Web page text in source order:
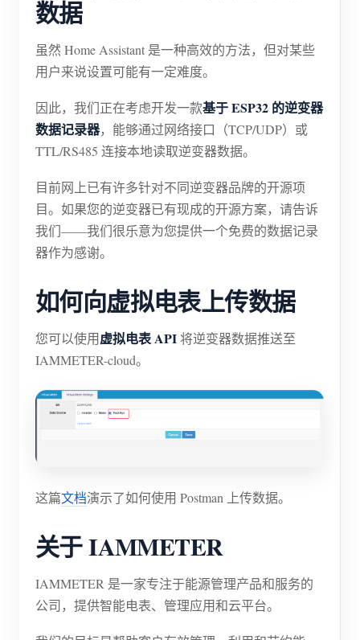
数据
虽然 Home Assistant 是一种高效的方法，但对某些
用户来说设置可能有一定难度。
因此，我们正在考虑开发一款基于 ESP32 的逆变器
数据记录器，能够通过网络接口（TCP/UDP）或
TTL/RS485 连接本地读取逆变器数据。
目前网上已有许多针对不同逆变器品牌的开源项
目。如果您的逆变器已有现成的开源方案，请告诉
我们——我们很乐意为您提供一个免费的数据记录
器作为感谢。
如何向虚拟电表上传数据
您可以使用虚拟电表 API将逆变器数据推送至
IAMMETER-cloud。
这篇文档演示了如何使用 Postman 上传数据。
关于 IAMMETER
IAMMETER 是一家专注于能源管理产品和服务的
公司，提供智能电表、管理应用和云平台。